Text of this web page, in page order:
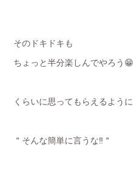
そのドキドキも
ちょっと半分楽しんでやろう😁
くらいに思ってもらえるよう
＂そんな簡単に言うな‼️＂